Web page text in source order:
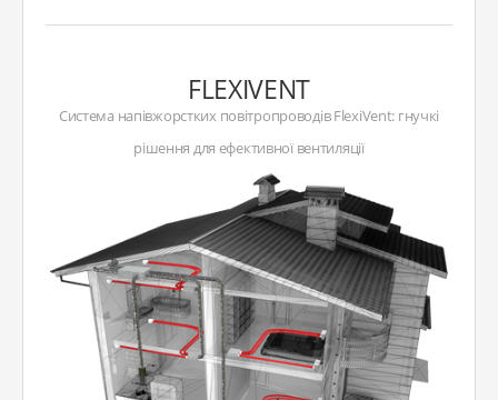
FLEXIVENT
Система напівжорстких повітропроводів FlexiVent: гнучкі
рішення для ефективної вентиляції